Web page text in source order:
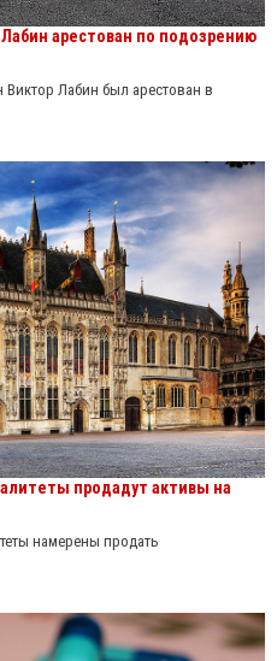
арестован по подозрению
Лабин был арестован в
продадут активы на
намерены продать